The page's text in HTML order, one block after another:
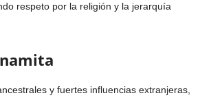
respeto por la religión y la jerarquía
y fuertes influencias extranjeras,